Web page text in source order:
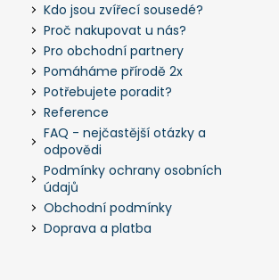
Kdo jsou zvířecí sousedé?
Proč nakupovat u nás?
Pro obchodní partnery
Pomáháme přírodě 2x
Potřebujete poradit?
Reference
FAQ - nejčastější otázky a
odpovědi
Podmínky ochrany osobních
údajů
Obchodní podmínky
Doprava a platba